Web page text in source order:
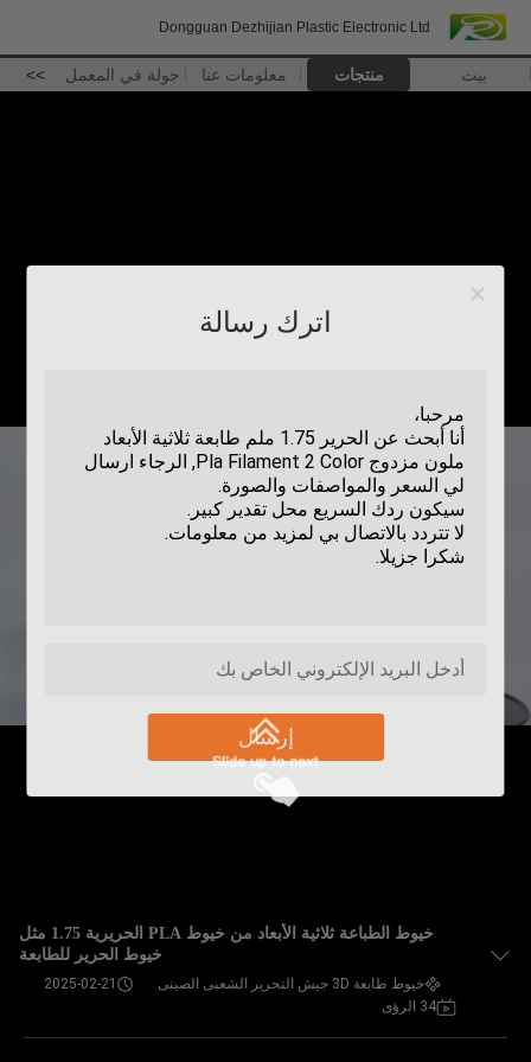
Dongguan Dezhijian Plastic Electronic Ltd
بيت منتجات معلومات عنا جولة في المعمل >>
اترك رسالة
إرسال
خيوط الطباعة ثلاثية الأبعاد من خيوط PLA الحريرية 1.75 مثل
خيوط الحرير للطابعة
خيوط طابعة 3D جيش التحرير الشعبى الصينى
2025-02-21
34 الرؤى